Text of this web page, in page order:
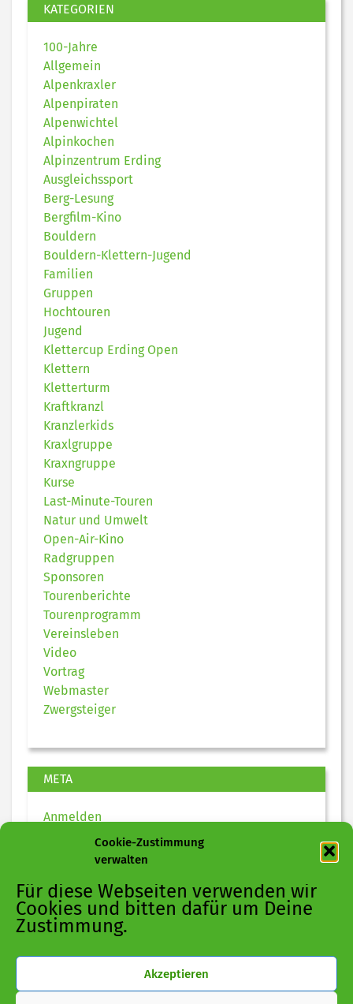
Cookie-Zustimmung
verwalten
Für diese Webseiten verwenden wir
Cookies und bitten dafür um Deine
Zustimmung.
Akzeptieren
KATEGORIEN
100-Jahre
Allgemein
Alpenkraxler
Alpenpiraten
Alpenwichtel
Alpinkochen
Alpinzentrum Erding
Ausgleichssport
Berg-Lesung
Bergfilm-Kino
Bouldern
Bouldern-Klettern-Jugend
Familien
Gruppen
Hochtouren
Jugend
Klettercup Erding Open
Klettern
Kletterturm
Kraftkranzl
Kranzlerkids
Kraxlgruppe
Kraxngruppe
Kurse
Last-Minute-Touren
Natur und Umwelt
Open-Air-Kino
Radgruppen
Sponsoren
Tourenberichte
Tourenprogramm
Vereinsleben
Video
Vortrag
Webmaster
Zwergsteiger
META
Anmelden
Eintrags-Feed
Kommentar-Feed